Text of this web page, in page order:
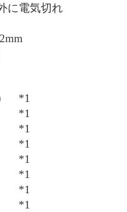
に電気切れ
*1
*1
*1
*1
*1